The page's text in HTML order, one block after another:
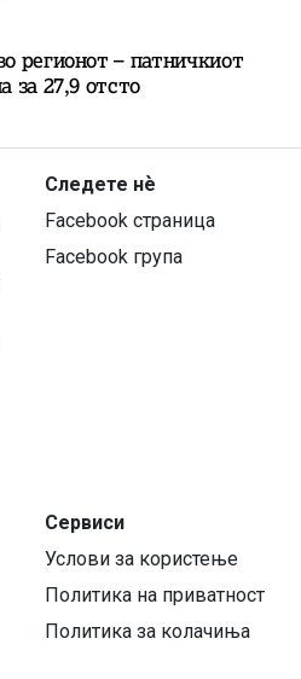
регионот – патничкиот
за 27,9 отсто
Следете нѐ
Facebook страница
Facebook група
Сервиси
Услови за користење
Политика на приватност
Политика за колачиња